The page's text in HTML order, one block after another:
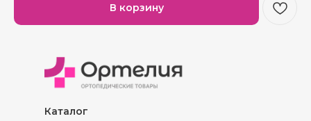
В корзину
Каталог